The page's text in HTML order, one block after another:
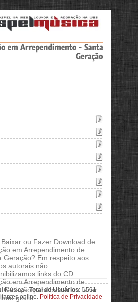
ou Fazer Download de
em Arrependimento de
Geração? Em respeito aos
autorais não
links do CD
em Arrependimento de
Geração para baixar ou fazer
grátis.
Música -Total de Usuários:1591 -
online. Política de Privacidade